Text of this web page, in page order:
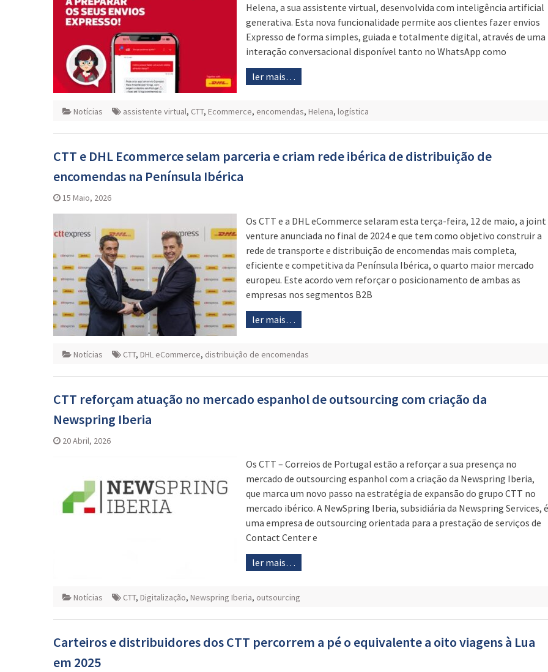
Helena, a sua assistente virtual, desenvolvida com inteligência artificial
generativa. Esta nova funcionalidade permite aos clientes fazer envios
Expresso de forma simples, guiada e totalmente digital, através de uma
interação conversacional disponível tanto no WhatsApp como
ler mais…
Notícias assistente virtual, CTT, Ecommerce, encomendas, Helena, logística
CTT e DHL Ecommerce selam parceria e criam rede ibérica de distribuição de
encomendas na Península Ibérica
15 Maio, 2026
Os CTT e a DHL eCommerce selaram esta terça-feira, 12 de maio, a joint
venture anunciada no final de 2024 e que tem como objetivo construir a
rede de transporte e distribuição de encomendas mais completa,
eficiente e competitiva da Península Ibérica, o quarto maior mercado
europeu. Este acordo vem reforçar o posicionamento de ambas as
empresas nos segmentos B2B
ler mais…
Notícias CTT, DHL eCommerce, distribuição de encomendas
CTT reforçam atuação no mercado espanhol de outsourcing com criação da
Newspring Iberia
20 Abril, 2026
Os CTT – Correios de Portugal estão a reforçar a sua presença no
mercado de outsourcing espanhol com a criação da Newspring Iberia,
que marca um novo passo na estratégia de expansão do grupo CTT no
mercado ibérico. A NewSpring Iberia, subsidiária da Newspring Services, é
uma empresa de outsourcing orientada para a prestação de serviços de
Contact Center e
ler mais…
Notícias CTT, Digitalização, Newspring Iberia, outsourcing
Carteiros e distribuidores dos CTT percorrem a pé o equivalente a oito viagens à Lua
em 2025